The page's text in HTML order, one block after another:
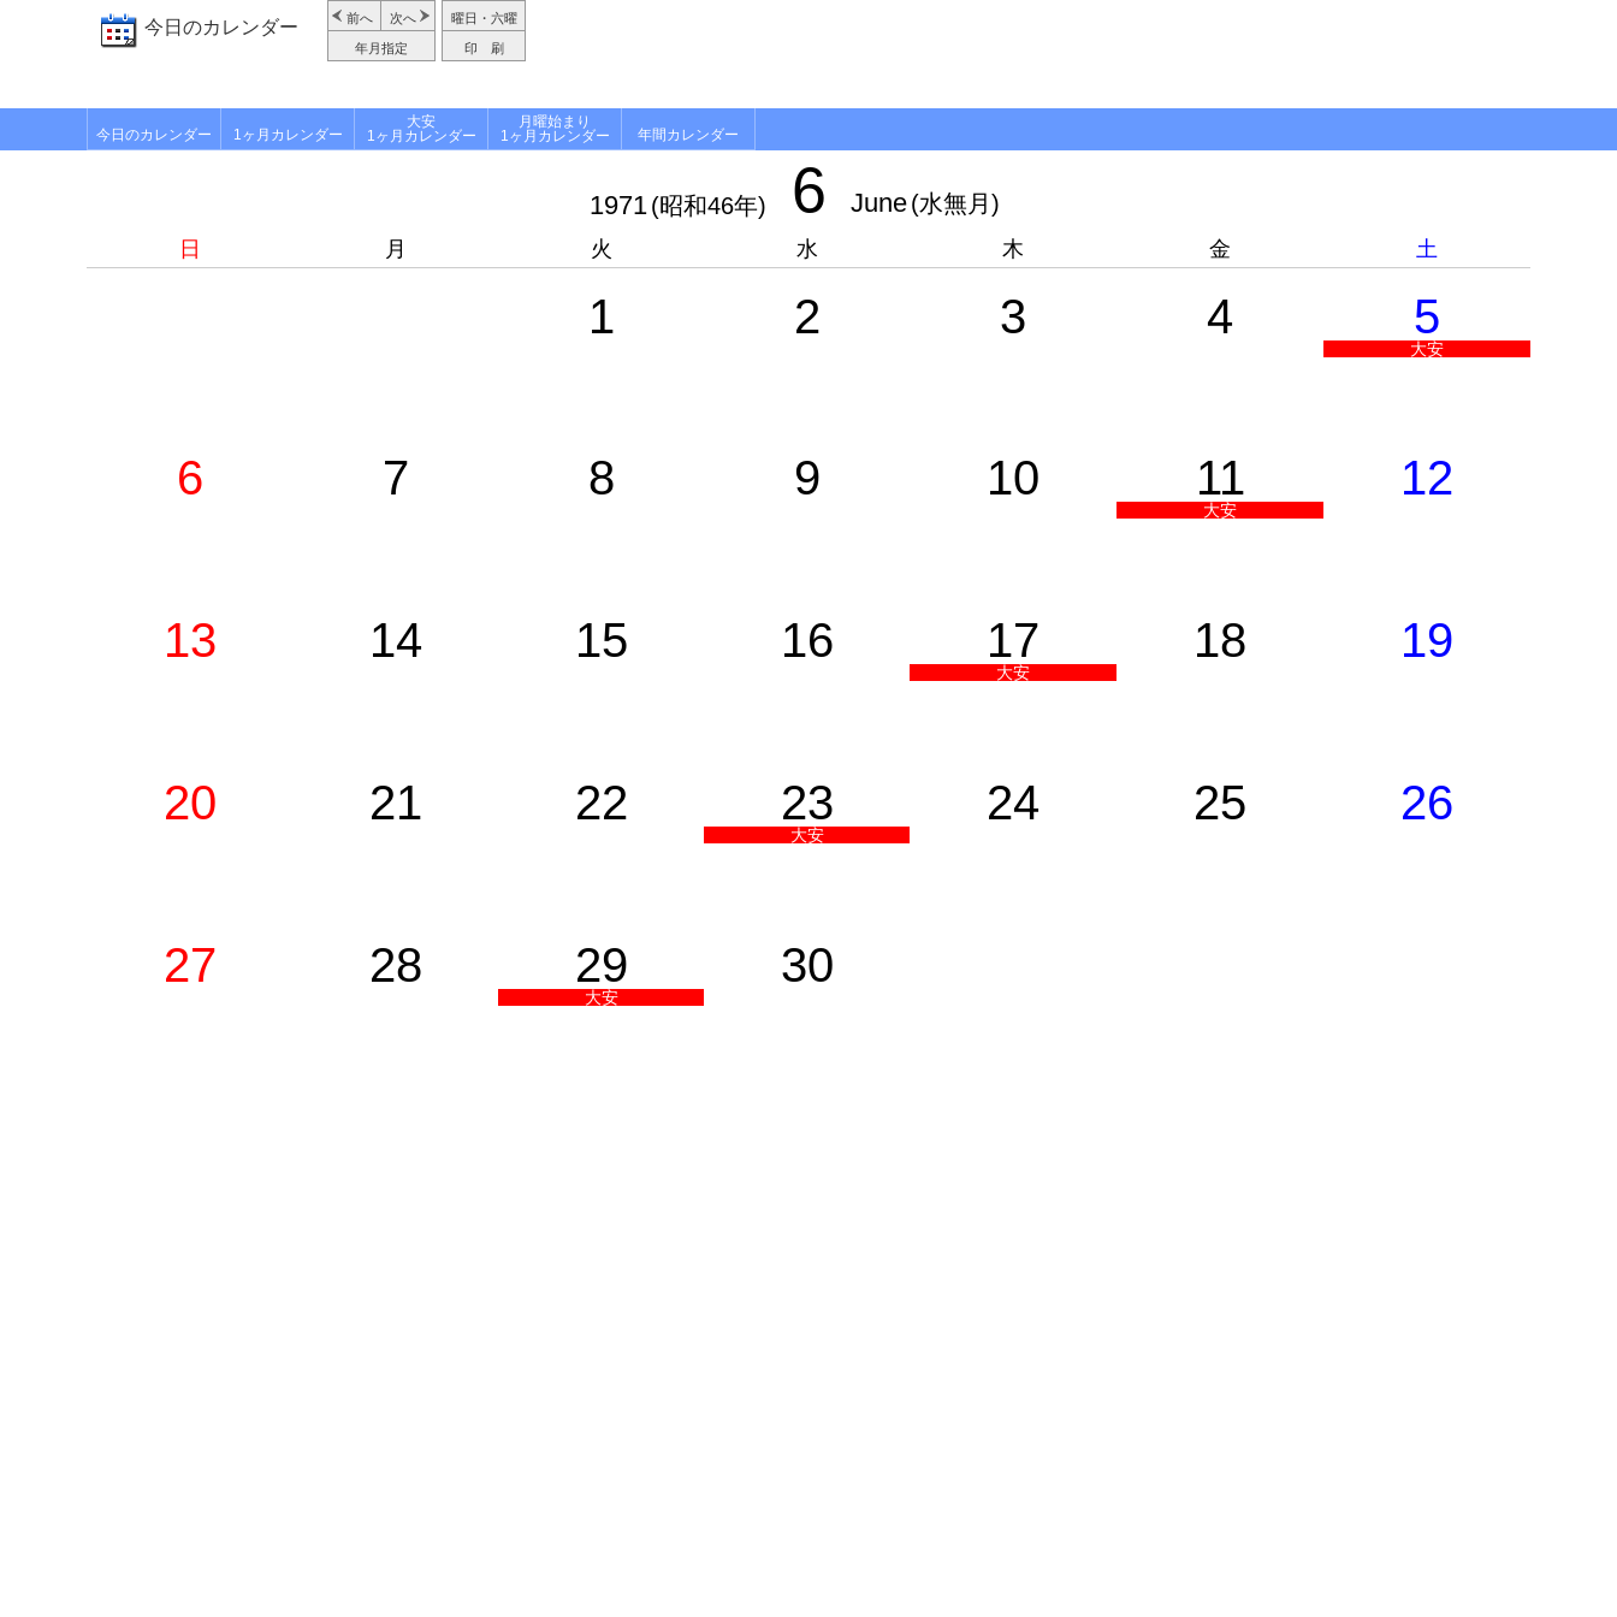
今日のカレンダー 前へ 次へ
年月指定
曜日・六曜
印 刷
今日のカレンダー 1ヶ月カレンダー
大安
1ヶ月カレンダー
月曜始まり
1ヶ月カレンダー
年間カレンダー
1971(昭和46年) 6 June(水無月)
日 月 火 水 木 金 土
1 2 3 4 5
大安
6 7 8 9 10 11
大安
12
13 14 15 16 17
大安
18 19
20 21 22 23
大安
24 25 26
27 28 29
大安
30